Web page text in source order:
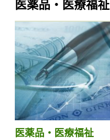
医薬品・医療福祉
医薬品・医療福祉